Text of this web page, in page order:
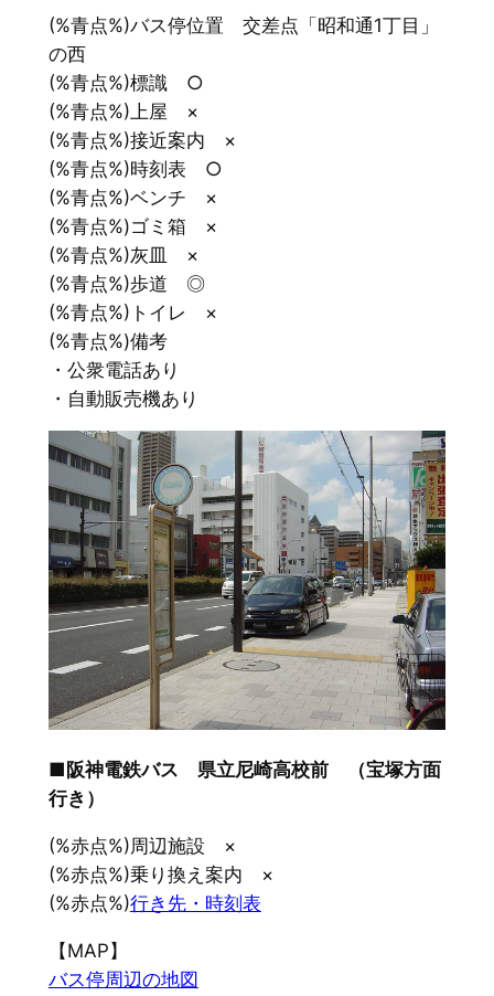
(%青点%)バス停位置 交差点「昭和通1丁目」
の西
(%青点%)標識 ○
(%青点%)上屋 ×
(%青点%)接近案内 ×
(%青点%)時刻表 ○
(%青点%)ベンチ ×
(%青点%)ゴミ箱 ×
(%青点%)灰皿 ×
(%青点%)歩道 ◎
(%青点%)トイレ ×
(%青点%)備考
・公衆電話あり
・自動販売機あり
■阪神電鉄バス 県立尼崎高校前 （宝塚方面
行き）
(%赤点%)周辺施設 ×
(%赤点%)乗り換え案内 ×
(%赤点%)行き先・時刻表
【MAP】
バス停周辺の地図